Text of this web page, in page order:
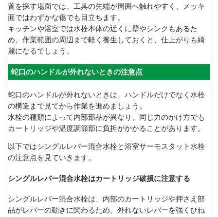
置を探す場面では、工具の先端が周囲へ触れやすく、メッキ
面ではわずかな傷でも目立ちます。
キッチンや浴室では水栓本体の近くに壁やシンクもあるた
め、作業範囲の周辺まで軽く養生しておくと、仕上がりも綺
麗になるでしょう。
蛇口のハンドルが外れないときの注意点
蛇口のハンドルが外れないときは、ハンドルだけでなく水栓
の構造まで見てから作業を進めましょう。
水栓の種類によって内部部品が異なり、同じ力のかけ方でも
カートリッジや温度調節部に負担がかかることがあります。
以下ではシングルレバー混合水栓と浴室サーモスタット水栓
の注意点を見ていきます。
シングルレバー混合水栓はカートリッジ破損に注意する
シングルレバー混合水栓は、内部のカートリッジや押さえ部
品がレバーの動きに関わるため、外れないレバーを強くひね